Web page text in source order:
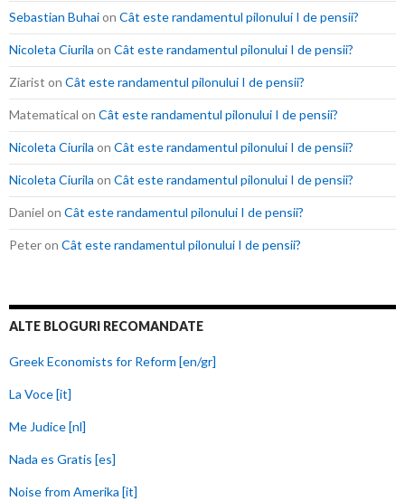
Sebastian Buhaion Cât este randamentul pilonului I de pensii?
Nicoleta Ciurila on Cât este randamentul pilonului I de pensii?
Ziarist on Cât este randamentul pilonului I de pensii?
Matematical on Cât este randamentul pilonului I de pensii?
Nicoleta Ciurila on Cât este randamentul pilonului I de pensii?
Nicoleta Ciurila on Cât este randamentul pilonului I de pensii?
Daniel on Cât este randamentul pilonului I de pensii?
Peteron Cât este randamentul pilonului I de pensii?
ALTE BLOGURI RECOMANDATE
Greek Economists for Reform [en/gr]
La Voce [it]
Me Judice [nl]
Nada es Gratis [es]
Noise from Amerika [it]